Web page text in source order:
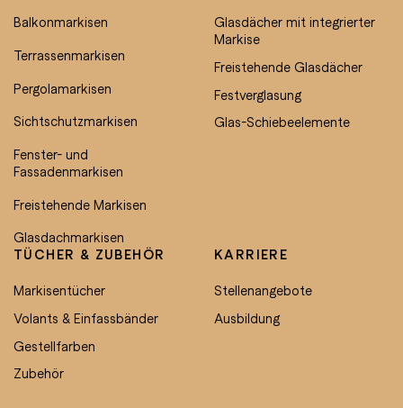
Balkonmarkisen
Terrassenmarkisen
Pergolamarkisen
Sichtschutzmarkisen
Fenster- und
Fassadenmarkisen
Freistehende Markisen
Glasdachmarkisen
Glasdächer mit integrierter
Markise
Freistehende Glasdächer
Festverglasung
Glas-Schiebeelemente
TÜCHER & ZUBEHÖR
Markisentücher
Volants & Einfassbänder
Gestellfarben
Zubehör
KARRIERE
Stellenangebote
Ausbildung